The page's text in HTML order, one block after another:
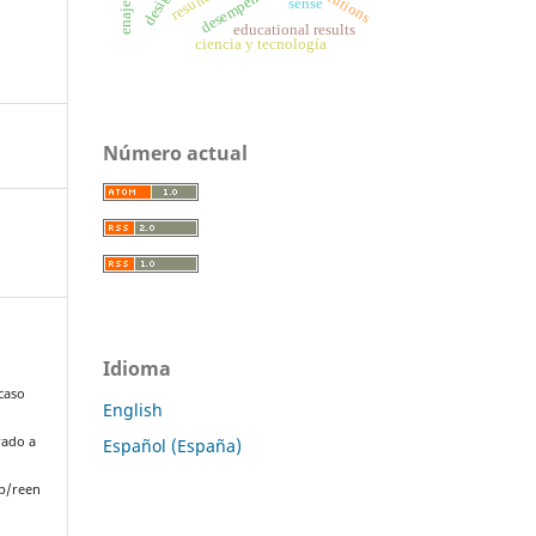
a
reen
educational results
ciencia y tecnología
Número actual
Idioma
English
Español (España)